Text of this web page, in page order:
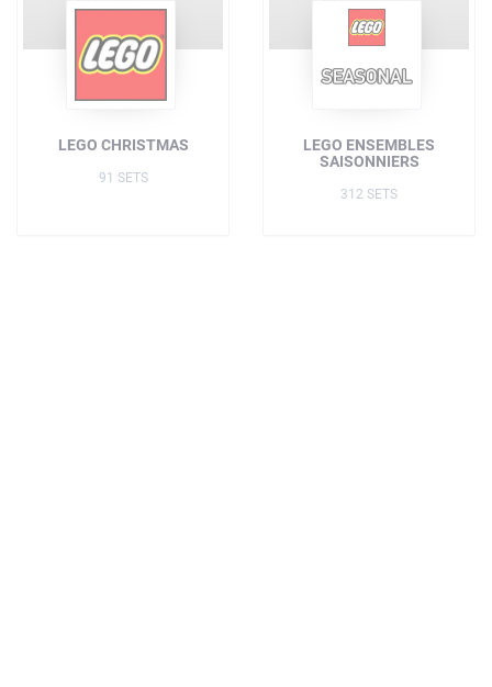
LEGO CHRISTMAS
91 SETS
LEGO ENSEMBLES
SAISONNIERS
312 SETS